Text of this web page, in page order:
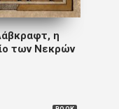
η
των Νεκρών